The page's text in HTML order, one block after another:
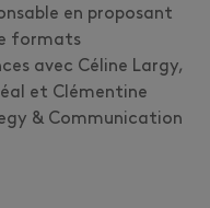
en proposant
formats
avec Céline Largy,
et Clémentine
& Communication